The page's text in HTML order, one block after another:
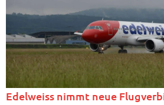
Edelweiss nimmt neue